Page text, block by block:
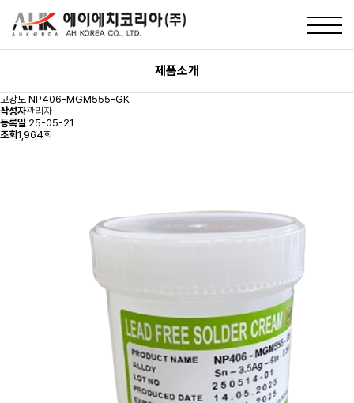
제품소개
고강도 NP406-MGM555-GK
작성자관리자
등록일 25-05-21
조회1,964회